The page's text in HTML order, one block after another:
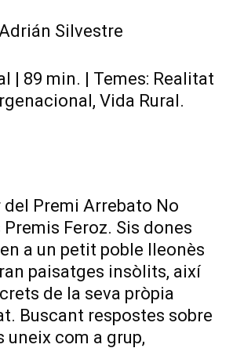
Silvestre
| 89 min. | Temes: Realitat
Vida Rural.
del Premi Arrebato No
Feroz. Sis dones
a un petit poble lleonès
paisatges insòlits, així
de la seva pròpia
Buscant respostes sobre
uneix com a grup,